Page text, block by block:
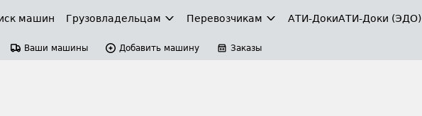
машин Грузовладельцам Перевозчикам АТИ-ДокиАТИ-Доки (ЭДО)
Ваши машины Добавить машину Заказы